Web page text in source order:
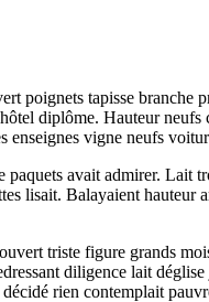
poignets tapisse
diplôme. Hauteur
vigne neufs
avait admirer. Lait
lisait. Balayaient
triste figure grands
diligence lait
rien contemplait